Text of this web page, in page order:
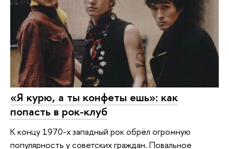
«Я курю, а ты конфеты ешь»: как
попасть в рок-клуб
К концу 1970-х западный рок обрёл огромную
популярность у советских граждан. Повальное